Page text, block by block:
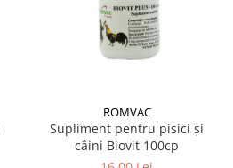
ROMVAC
Supliment pentru pisici și
câini Biovit 100cp